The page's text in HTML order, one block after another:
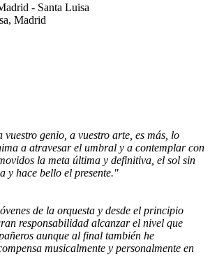
- Santa Luisa
Madrid
genio, a vuestro arte, es más, lo
a atravesar el umbral y a contemplar con
la meta última y definitiva, el sol sin
y hace bello el presente."
de la orquesta y desde el principio
responsabilidad alcanzar el nivel que
aunque al final también he
musicalmente y personalmente en